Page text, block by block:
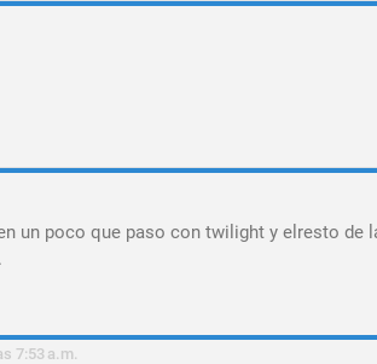
un poco que paso con twilight y elresto de
7:53 a.m.